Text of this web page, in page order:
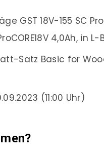
GST 18V-155 SC
4,0Ah, in L-
Satz Basic for
(11:00 Uhr)